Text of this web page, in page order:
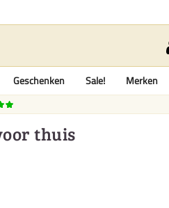
Geschenken Sale! Merken
thuis